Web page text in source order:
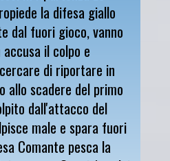
la difesa giallo
dal fuori gioco, vanno
il colpo e
di riportare in
scadere del primo
dall'attacco del
male e spara fuori
Comante pesca la